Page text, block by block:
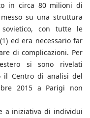
in circa 80 milioni di
su una struttura
con tutte le
ed era necessario far
di complicazioni. Per
si sono rivelati
il Centro di analisi del
2015 a Parigi non
a iniziativa di individui